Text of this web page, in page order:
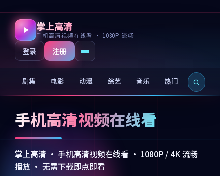
掌上高清
手机高清视频在线看 · 1080P 流畅
登录 注册
剧集 电影 动漫 综艺 音乐 热门 新片
手机高清视频在线看
掌上高清 · 手机高清视频在线看 · 1080P / 4K 流畅
播放 · 无需下载即点即看